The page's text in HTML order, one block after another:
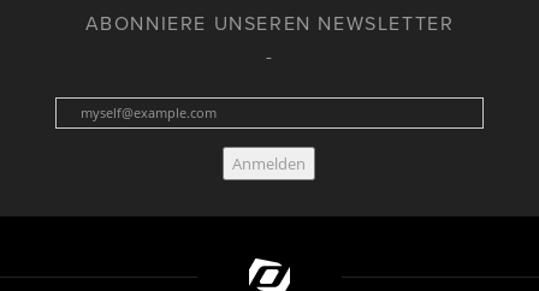
ABONNIERE UNSEREN NEWSLETTER
Anmelden